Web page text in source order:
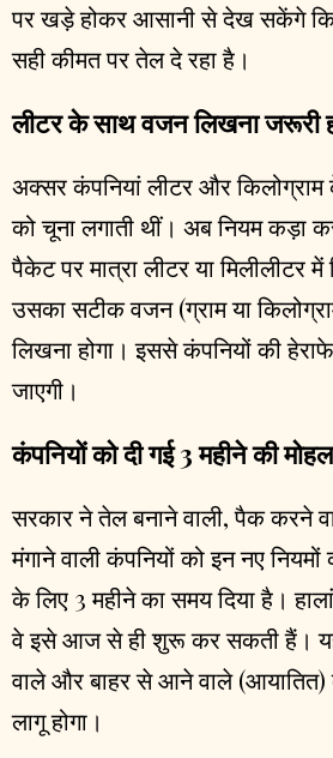
पर खड़े होकर आसानी से देख सकेंगे
सही कीमत पर तेल दे रहा है।
लीटर के साथ वजन लिखना जरूरी
अक्सर कंपनियां लीटर और
को चूना लगाती थीं। अब नियम कड़ा
पैकेट पर मात्रा लीटर या मिलीलीटर
उसका सटीक वजन (ग्राम या
लिखना होगा। इससे कंपनियों की
जाएगी।
कंपनियों को दी गई 3 महीने की
सरकार ने तेल बनाने वाली, पैक करने
मंगाने वाली कंपनियों को इन नए
के लिए 3 महीने का समय दिया है।
वे इसे आज से ही शुरू कर सकती हैं।
वाले और बाहर से आने वाले (आयातित)
लागू होगा।